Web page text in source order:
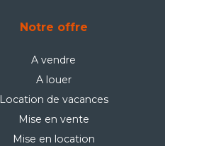
Notre offre
A vendre
A louer
Location de vacances
Mise en vente
Mise en location